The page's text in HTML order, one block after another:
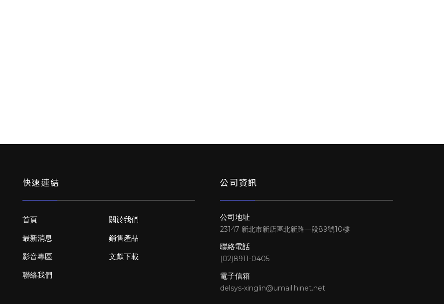
快速連結
首頁
關於我們
最新消息
銷售產品
影音專區
文獻下載
聯絡我們
公司資訊
公司地址
23147 新北市新店區北新路一段89號10樓
聯絡電話
(02)8911-0405
電子信箱
delsys-xinglin@umail.hinet.net